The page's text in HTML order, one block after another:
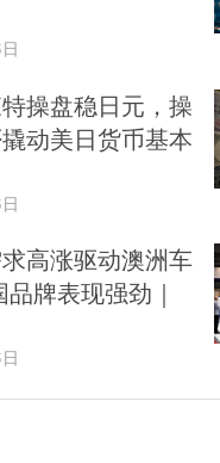
操盘稳日元，操
动美日货币基本
高涨驱动澳洲车
牌表现强劲｜